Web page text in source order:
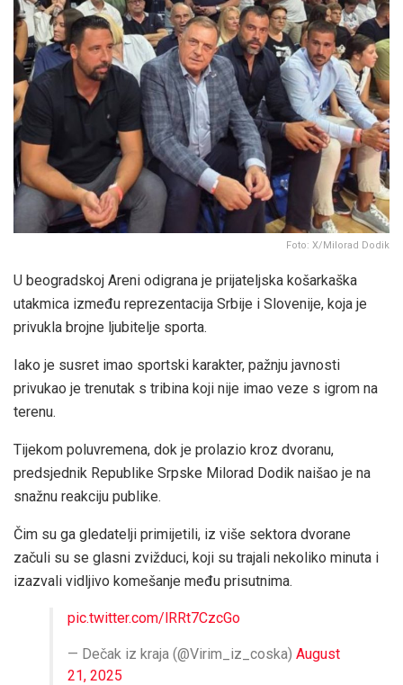
Foto: X/Milorad Dodik
U beogradskoj Areni odigrana je prijateljska košarkaška
utakmica između reprezentacija Srbije i Slovenije, koja je
privukla brojne ljubitelje sporta.
Iako je susret imao sportski karakter, pažnju javnosti
privukao je trenutak s tribina koji nije imao veze s igrom na
terenu.
Tijekom poluvremena, dok je prolazio kroz dvoranu,
predsjednik Republike Srpske Milorad Dodik naišao je na
snažnu reakciju publike.
Čim su ga gledatelji primijetili, iz više sektora dvorane
začuli su se glasni zvižduci, koji su trajali nekoliko minuta i
izazvali vidljivo komešanje među prisutnima.
pic.twitter.com/lRRt7CzcGo
— Dečak iz kraja (@Virim_iz_coska) August
21, 2025